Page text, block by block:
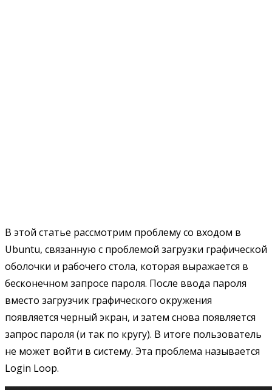
В этой статье рассмотрим проблему со входом в
Ubuntu, связанную с проблемой загрузки графической
оболочки и рабочего стола, которая выражается в
бесконечном запросе пароля. После ввода пароля
вместо загрузчик графического окружения
появляется черный экран, и затем снова появляется
запрос пароля (и так по кругу). В итоге пользователь
не может войти в систему. Эта проблема называется
Login Loop.